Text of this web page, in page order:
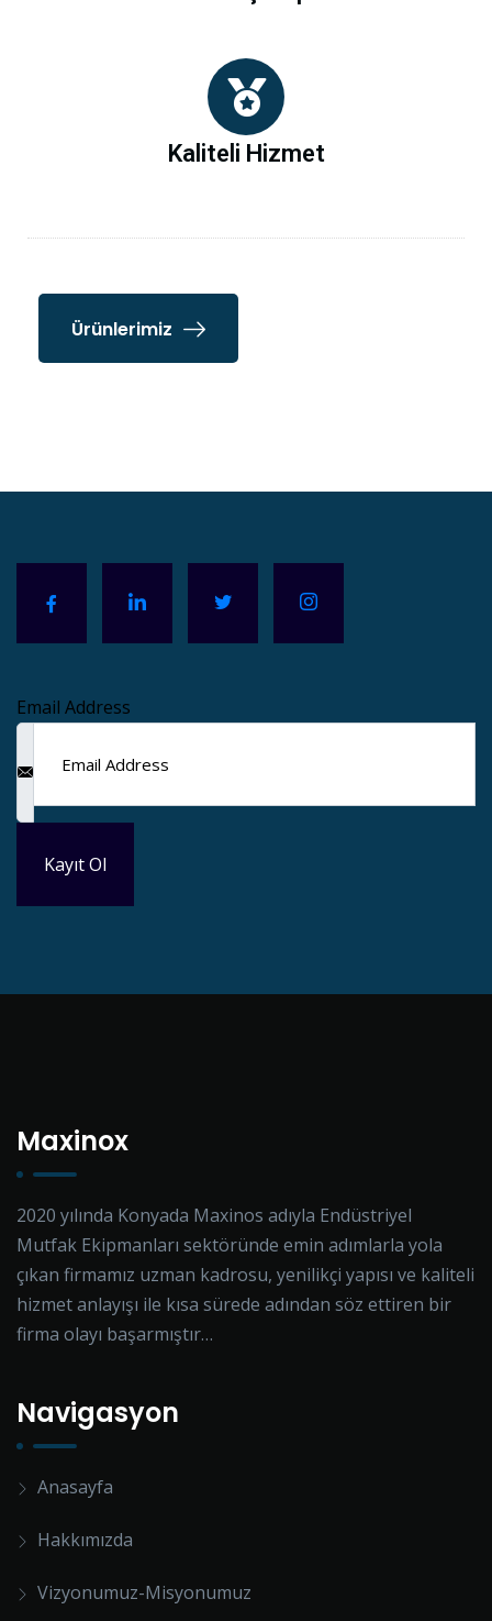
Kaliteli Hizmet
Ürünlerimiz
Email Address
Kayıt Ol
Maxinox
2020 yılında Konyada Maxinos adıyla Endüstriyel
Mutfak Ekipmanları sektöründe emin adımlarla yola
çıkan firmamız uzman kadrosu, yenilikçi yapısı ve kaliteli
hizmet anlayışı ile kısa sürede adından söz ettiren bir
firma olayı başarmıştır…
Navigasyon
Anasayfa
Hakkımızda
Vizyonumuz-Misyonumuz